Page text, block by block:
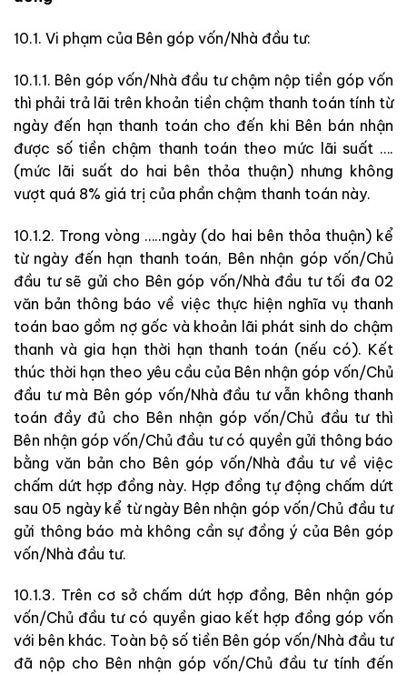
10.1. Vi phạm của Bên góp vốn/Nhà đầu tư:
10.1.1. Bên góp vốn/Nhà đầu tư chậm nộp tiền góp vốn
thì phải trả lãi trên khoản tiền chậm thanh toán tính từ
ngày đến hạn thanh toán cho đến khi Bên bán nhận
được số tiền chậm thanh toán theo mức lãi suất ….
(mức lãi suất do hai bên thỏa thuận) nhưng không
vượt quá 8% giá trị của phần chậm thanh toán này.
10.1.2. Trong vòng …..ngày (do hai bên thỏa thuận) kể
từ ngày đến hạn thanh toán, Bên nhận góp vốn/Chủ
đầu tư sẽ gửi cho Bên góp vốn/Nhà đầu tư tối đa 02
văn bản thông báo về việc thực hiện nghĩa vụ thanh
toán bao gồm nợ gốc và khoản lãi phát sinh do chậm
thanh và gia hạn thời hạn thanh toán (nếu có). Kết
thúc thời hạn theo yêu cầu của Bên nhận góp vốn/Chủ
đầu tư mà Bên góp vốn/Nhà đầu tư vẫn không thanh
toán đầy đủ cho Bên nhận góp vốn/Chủ đầu tư thì
Bên nhận góp vốn/Chủ đầu tư có quyền gửi thông báo
bằng văn bản cho Bên góp vốn/Nhà đầu tư về việc
chấm dứt hợp đồng này. Hợp đồng tự động chấm dứt
sau 05 ngày kể từ ngày Bên nhận góp vốn/Chủ đầu tư
gửi thông báo mà không cần sự đồng ý của Bên góp
vốn/Nhà đầu tư.
10.1.3. Trên cơ sở chấm dứt hợp đồng, Bên nhận góp
vốn/Chủ đầu tư có quyền giao kết hợp đồng góp vốn
với bên khác. Toàn bộ số tiền Bên góp vốn/Nhà đầu tư
đã nộp cho Bên nhận góp vốn/Chủ đầu tư tính đến